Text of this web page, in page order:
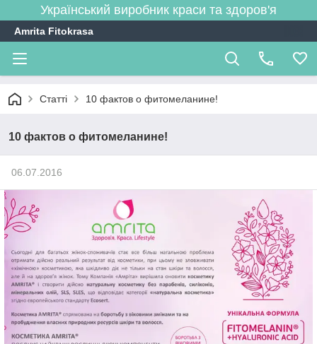
Український виробник краси та здоров'я
Amrita Fitokrasa
Статті 10 фактов о фитомеланине!
10 фактов о фитомеланине!
06.07.2016